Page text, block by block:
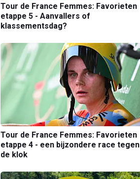
Tour de France Femmes: Favorieten
etappe 5 - Aanvallers of
klassementsdag?
Tour de France Femmes: Favorieten
etappe 4 - een bijzondere race tegen
de klok